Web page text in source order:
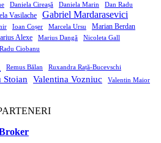
Daniela Cireașă Daniela Marin
Dan Radu
Vasilache Gabriel Mardarasevici
Ioan Coșer Marcela Ursu
Marian Berdan
Alexe Marius Dangă Nicoleta Gall
Radu Ciobanu
Remus Bălan Ruxandra Rață-Bucevschi
Stoian Valentina Vozniuc Valentin Maior